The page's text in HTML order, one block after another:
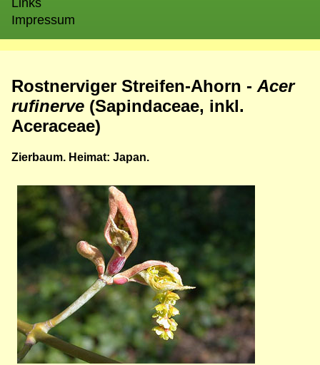
Impressum
Rostnerviger Streifen-Ahorn - Acer
rufinerve (Sapindaceae, inkl.
Aceraceae)
Zierbaum. Heimat: Japan.